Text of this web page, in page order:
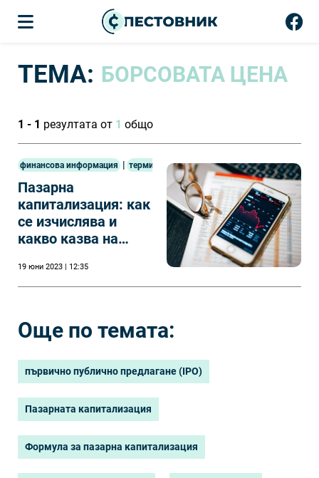
ТЕМА: БОРСОВАТА ЦЕНА
1 - 1 резултата от 1 общо
финансова информация | терминология
Пазарна
капитализация: как
се изчислява и
какво казва на
19 юни 2023 | 12:35
Още по темата:
първично публично предлагане (IPO)
Пазарната капитализация
Формула за пазарна капитализация